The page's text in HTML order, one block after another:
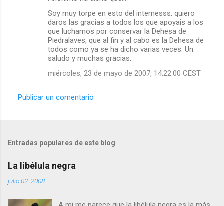
Soy muy torpe en esto del internesss, quiero
daros las gracias a todos los que apoyais a los
que luchamos por conservar la Dehesa de
Piedralaves, que al fin y al cabo es la Dehesa de
todos como ya se ha dicho varias veces. Un
saludo y muchas gracias.
miércoles, 23 de mayo de 2007, 14:22:00 CEST
Publicar un comentario
Entradas populares de este blog
La libélula negra
julio 02, 2008